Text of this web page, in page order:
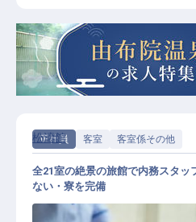
正社員 客室 客室係その他
松濤館
全21室の絶景の旅館で内務スタッ
ない・寮を完備